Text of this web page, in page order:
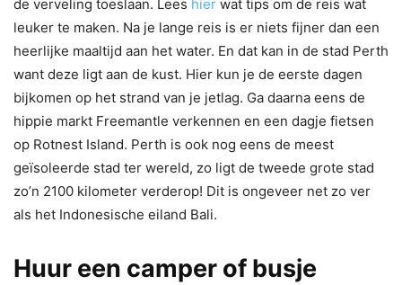
de verveling toeslaan. Lees hier wat tips om de reis wat
leuker te maken. Na je lange reis is er niets fijner dan een
heerlijke maaltijd aan het water. En dat kan in de stad Perth
want deze ligt aan de kust. Hier kun je de eerste dagen
bijkomen op het strand van je jetlag. Ga daarna eens de
hippie markt Freemantle verkennen en een dagje fietsen
op Rotnest Island. Perth is ook nog eens de meest
geïsoleerde stad ter wereld, zo ligt de tweede grote stad
zo’n 2100 kilometer verderop! Dit is ongeveer net zo ver
als het Indonesische eiland Bali.
Huur een camper of busje